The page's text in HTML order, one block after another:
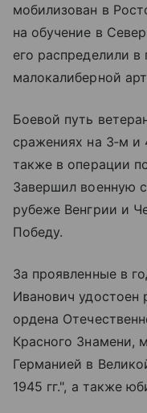
мобилизован в
на обучение в
его распределили в
малокалиберной
Боевой путь
сражениях на 3‑м и
также в операции
Завершил военную
рубеже Венгрии и
Победу.
За проявленные в
Иванович удостоен
ордена
Красного Знамени,
Германией в
1945 гг.", а также